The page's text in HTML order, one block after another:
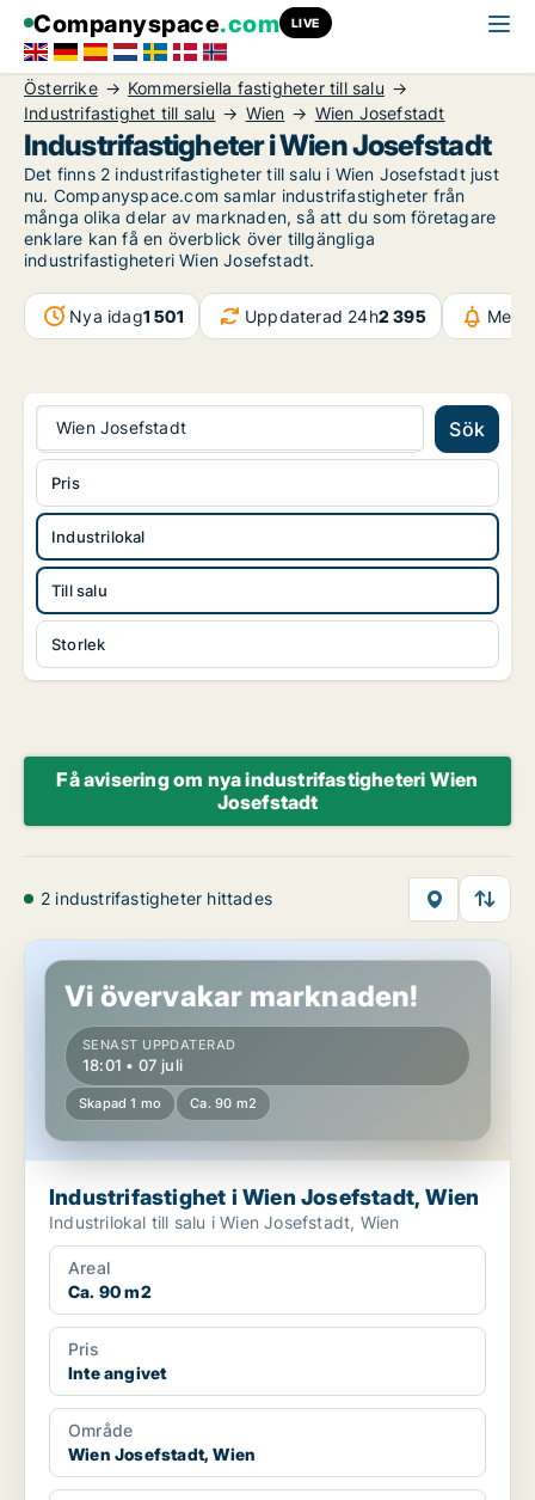
Companyspace.com LIVE
Österrike
Kommersiella fastigheter till salu
Industrifastighet till salu
Wien Wien Josefstadt
Industrifastigheter i Wien Josefstadt
Det finns 2 industrifastigheter till salu i Wien Josefstadt just
nu. Companyspace.com samlar industrifastigheter från
många olika delar av marknaden, så att du som företagare
enklare kan få en överblick över tillgängliga
industrifastigheteri Wien Josefstadt.
Nya idag1 501 Uppdaterad 24h2 395
Wien Josefstadt Sök
Industrilokal
Till salu
Storlek
Pris
Få avisering om nya industrifastigheteri Wien
Josefstadt
2 industrifastigheter hittades
Industrifastighet i Wien Josefstadt, Wien
Vi övervakar marknaden!
SENAST UPPDATERAD
18:01 • 07 juli
Skapad 1 mo Ca. 90 m2
Industrifastighet i Wien Josefstadt, Wien
Industrilokal till salu i Wien Josefstadt, Wien
Areal
Ca. 90 m2
Pris
Inte angivet
Område
Wien Josefstadt, Wien